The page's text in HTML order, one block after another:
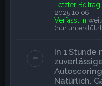
Letzter Beitrag
2025 10:06
Verfasst in
(nur
In 1 Stunde
Natürlich.